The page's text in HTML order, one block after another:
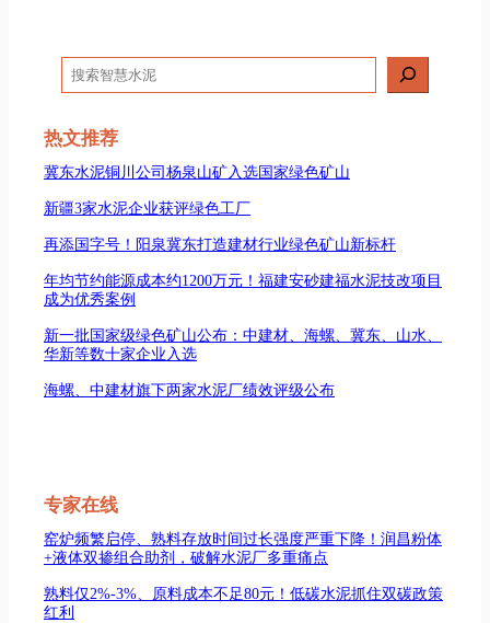
搜
索
热文推荐
冀东水泥铜川公司杨泉山矿入选国家绿色矿山
新疆3家水泥企业获评绿色工厂
再添国字号！阳泉冀东打造建材行业绿色矿山新标杆
年均节约能源成本约1200万元！福建安砂建福水泥技改项目
成为优秀案例
新一批国家级绿色矿山公布：中建材、海螺、冀东、山水、
华新等数十家企业入选
海螺、中建材旗下两家水泥厂绩效评级公布
专家在线
窑炉频繁启停、熟料存放时间过长强度严重下降！润昌粉体
+液体双掺组合助剂，破解水泥厂多重痛点
熟料仅2%-3%、原料成本不足80元！低碳水泥抓住双碳政策
红利